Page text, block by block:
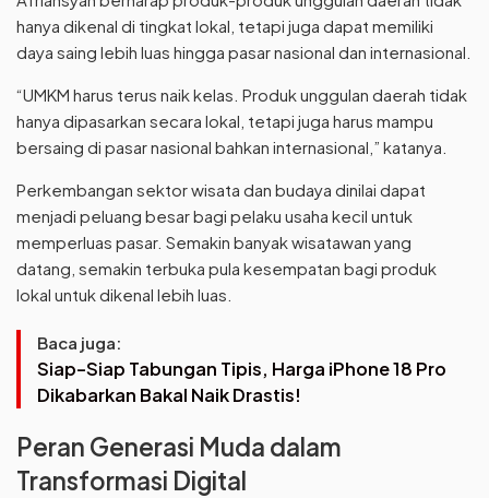
hanya dikenal di tingkat lokal, tetapi juga dapat memiliki
daya saing lebih luas hingga pasar nasional dan internasional.
“UMKM harus terus naik kelas. Produk unggulan daerah tidak
hanya dipasarkan secara lokal, tetapi juga harus mampu
bersaing di pasar nasional bahkan internasional,” katanya.
Perkembangan sektor wisata dan budaya dinilai dapat
menjadi peluang besar bagi pelaku usaha kecil untuk
memperluas pasar. Semakin banyak wisatawan yang
datang, semakin terbuka pula kesempatan bagi produk
lokal untuk dikenal lebih luas.
Baca juga:
Siap-Siap Tabungan Tipis, Harga iPhone 18 Pro
Dikabarkan Bakal Naik Drastis!
Peran Generasi Muda dalam
Transformasi Digital